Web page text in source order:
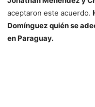
aceptaron este acuerdo.
Domínguez quién se
en Paraguay.